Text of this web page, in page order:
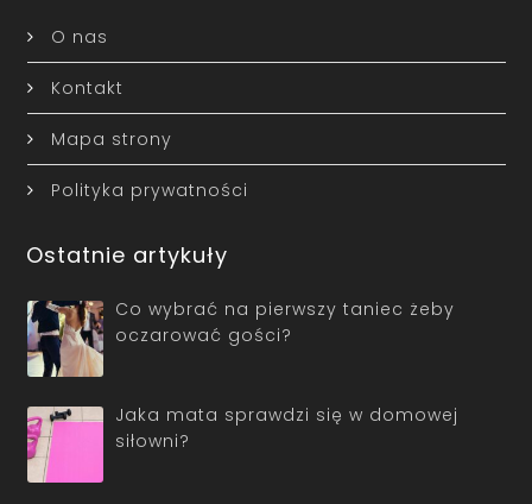
O nas
Kontakt
Mapa strony
Polityka prywatności
Ostatnie artykuły
Co wybrać na pierwszy taniec żeby
oczarować gości?
Jaka mata sprawdzi się w domowej
siłowni?